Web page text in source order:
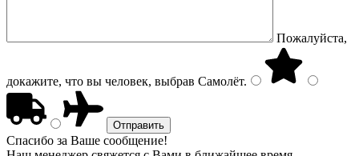
Пожалуйста,
докажите, что вы человек, выбрав Самолёт.
Спасибо за Ваше сообщение!